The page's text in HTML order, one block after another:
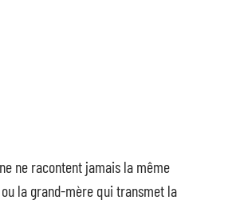
ne racontent jamais la même
la grand-mère qui transmet la